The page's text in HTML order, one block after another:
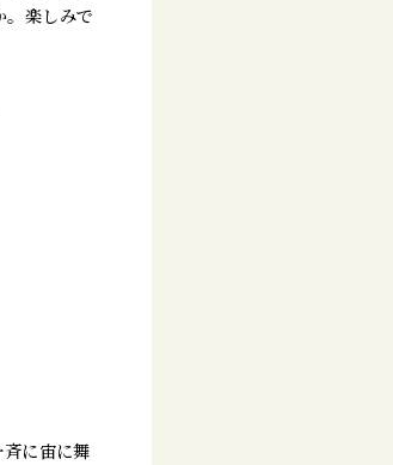
。楽しみで
に宙に舞